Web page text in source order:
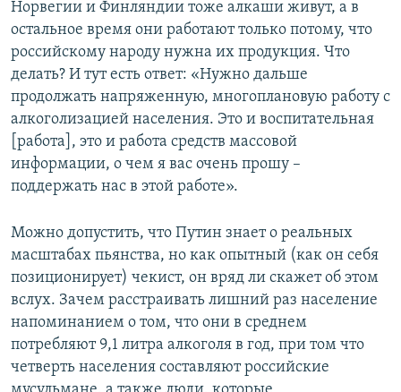
Норвегии и Финляндии тоже алкаши живут, а в
остальное время они работают только потому, что
российскому народу нужна их продукция. Что
делать? И тут есть ответ: «Нужно дальше
продолжать напряженную, многоплановую работу с
алкоголизацией населения. Это и воспитательная
[работа], это и работа средств массовой
информации, о чем я вас очень прошу –
поддержать нас в этой работе».
Можно допустить, что Путин знает о реальных
масштабах пьянства, но как опытный (как он себя
позиционирует) чекист, он вряд ли скажет об этом
вслух. Зачем расстраивать лишний раз население
напоминанием о том, что они в среднем
потребляют 9,1 литра алкоголя в год, при том что
четверть населения составляют российские